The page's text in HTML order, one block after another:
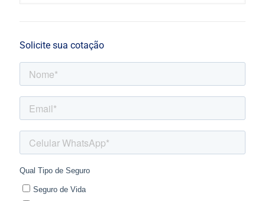
Solicite sua cotação